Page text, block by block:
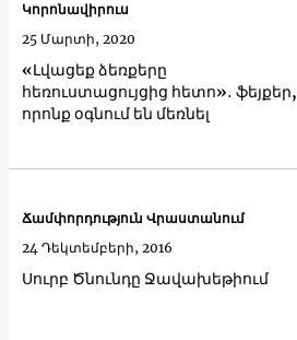
«Լվացեք ձեռքերը
հեռուստացույցից հետո»․ ֆեյքեր,
որոնք օգնում են մեռնել
Կորոնավիրուս
25 Մարտի, 2020
Սուրբ Ծնունդը Ջավախեթիում
Ճամփորդություն Վրաստանում
24 Դեկտեմբերի, 2016